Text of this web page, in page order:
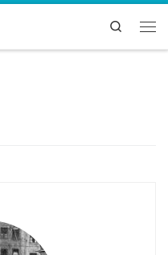
Search